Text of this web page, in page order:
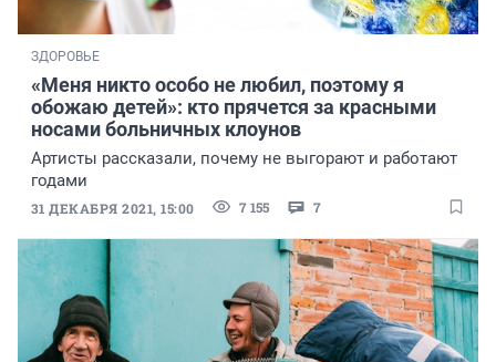
ЗДОРОВЬЕ
«Меня никто особо не любил, поэтому я
обожаю детей»: кто прячется за красными
носами больничных клоунов
Артисты рассказали, почему не выгорают и работают
годами
31 ДЕКАБРЯ 2021, 15:00 7 155 7